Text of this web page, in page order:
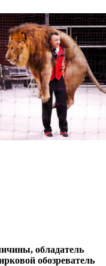
обладатель
обозреватель